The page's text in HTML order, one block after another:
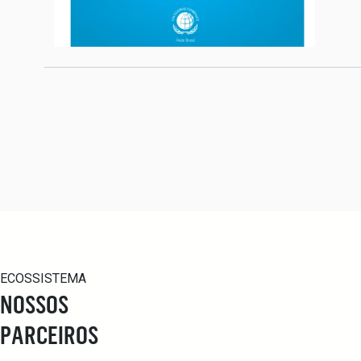
ECOSSISTEMA
NOSSOS
PARCEIROS